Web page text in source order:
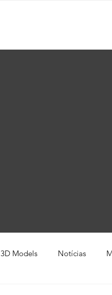
3D Models Notícias